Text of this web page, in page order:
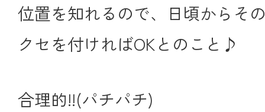
位置を知れるので、日頃からそ
クセを付ければOKとのこと♪
合理的!!(パチパチ)